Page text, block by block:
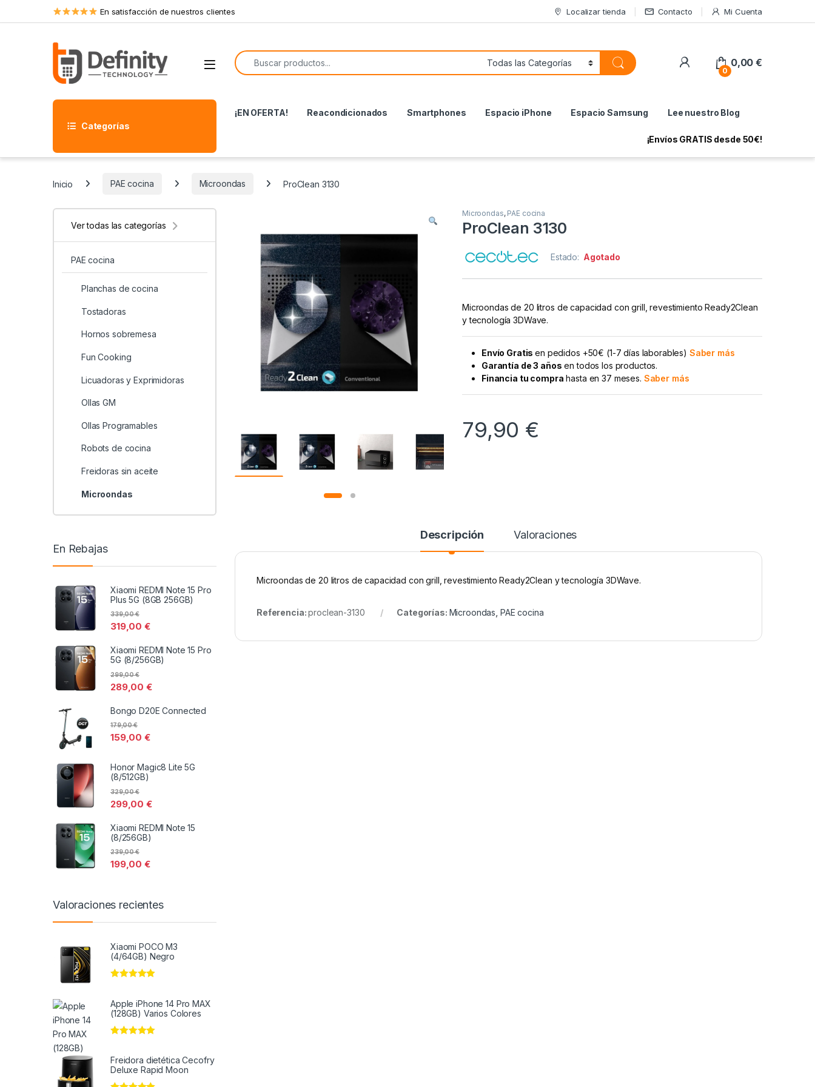
Skip to navigation
Skip to content En satisfacción de nuestros clientes Localizar tienda Contacto Mi Cuenta
Open
Search for:
My Account
0
0,00€
Categorías
¡EN OFERTA! Reacondicionados Smartphones Espacio iPhone Espacio Samsung Lee nuestro Blog
¡Envíos GRATIS desde 50€!
Inicio PAE cocina Microondas ProClean 3130
Microondas, PAE cocina
ProClean 3130
Estado: Agotado
Microondas de 20 litros de capacidad con grill, revestimiento Ready2Clean
y tecnología 3DWave.
Envío Gratisen pedidos +50€ (1-7 días laborables) Saber más
Garantía de 3 años en todos los productos.
Financia tu compra hasta en 37 meses. Saber más
79,90 €
Descripción Valoraciones
Microondas de 20 litros de capacidad con grill, revestimiento Ready2Clean y tecnología 3DWave.
Referencia:proclean-3130 Categorías: Microondas PAE cocina
Ver todas las categorías
PAE cocina
Planchas de cocina
Tostadoras
Hornos sobremesa
Fun Cooking
Licuadoras y Exprimidoras
Ollas GM
Ollas Programables
Robots de cocina
Freidoras sin aceite
Microondas
En Rebajas
Xiaomi REDMI Note 15 Pro
Plus 5G (8GB 256GB)
319,00€
339,00€
Xiaomi REDMI Note 15 Pro
5G (8/256GB)
289,00€
299,00€
Bongo D20E Connected
159,00€
179,00€
Honor Magic8 Lite 5G
(8/512GB)
299,00€
329,00€
Xiaomi REDMI Note 15
(8/256GB)
199,00€
239,00€
Valoraciones recientes
Xiaomi POCO M3
(4/64GB) Negro
Apple iPhone 14 Pro MAX
(128GB) Varios Colores
Freidora dietética Cecofry
Deluxe Rapid Moon